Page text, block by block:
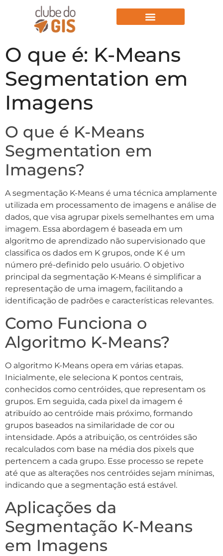
O que é: K-Means
Segmentation em
Imagens
O que é K-Means
Segmentation em
Imagens?
A segmentação K-Means é uma técnica amplamente
utilizada em processamento de imagens e análise de
dados, que visa agrupar pixels semelhantes em uma
imagem. Essa abordagem é baseada em um
algoritmo de aprendizado não supervisionado que
classifica os dados em K grupos, onde K é um
número pré-definido pelo usuário. O objetivo
principal da segmentação K-Means é simplificar a
representação de uma imagem, facilitando a
identificação de padrões e características relevantes.
Como Funciona o
Algoritmo K-Means?
O algoritmo K-Means opera em várias etapas.
Inicialmente, ele seleciona K pontos centrais,
conhecidos como centróides, que representam os
grupos. Em seguida, cada pixel da imagem é
atribuído ao centróide mais próximo, formando
grupos baseados na similaridade de cor ou
intensidade. Após a atribuição, os centróides são
recalculados com base na média dos pixels que
pertencem a cada grupo. Esse processo se repete
até que as alterações nos centróides sejam mínimas,
indicando que a segmentação está estável.
Aplicações da
Segmentação K-Means
em Imagens